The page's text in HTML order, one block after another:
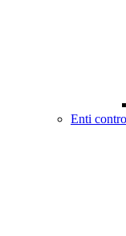
Enti